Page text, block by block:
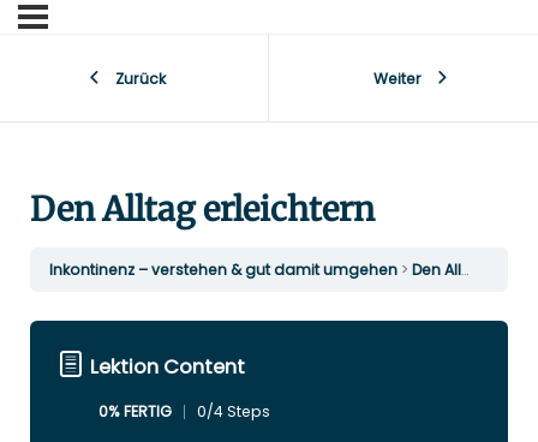
Zurück Weiter
Den Alltag erleichtern
Inkontinenz – verstehen & gut damit umgehen Den Alltag erleichtern
Lektion Content
0% FERTIG 0/4 Steps